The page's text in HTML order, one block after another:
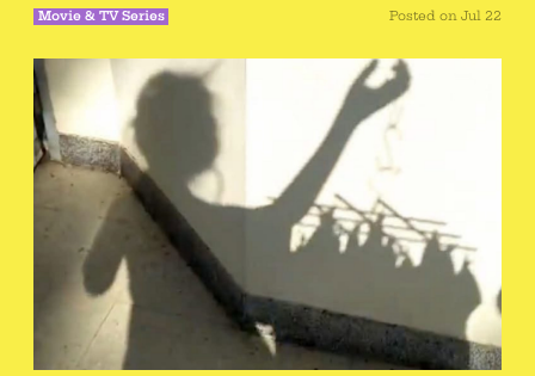
Movie & TV Series Posted on Jul 22